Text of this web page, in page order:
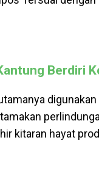
Berdiri
kitaran hayat